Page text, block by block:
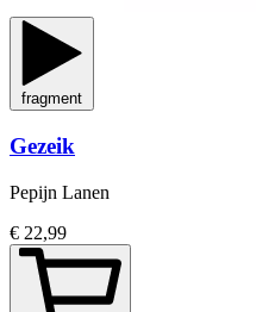
fragment
Gezeik
Pepijn Lanen
€ 22,99